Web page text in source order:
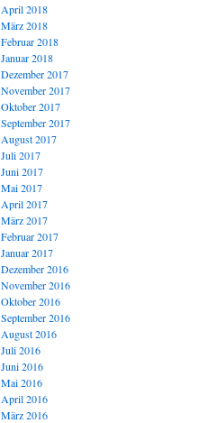
April 2018
März 2018
Februar 2018
Januar 2018
Dezember 2017
November 2017
Oktober 2017
September 2017
August 2017
Juli 2017
Juni 2017
Mai 2017
April 2017
März 2017
Februar 2017
Januar 2017
Dezember 2016
November 2016
Oktober 2016
September 2016
August 2016
Juli 2016
Juni 2016
Mai 2016
April 2016
März 2016